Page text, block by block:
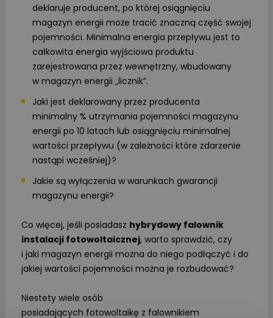
deklaruje producent, po której osiągnięciu
magazyn energii może tracić znaczną część swojej
pojemności. Minimalna energia przepływu jest to
całkowita energia wyjściowa produktu
zarejestrowana przez wewnętrzny, wbudowany
w magazyn energii „licznik”.
Jaki jest deklarowany przez producenta
minimalny % utrzymania pojemności magazynu
energii po 10 latach lub osiągnięciu minimalnej
wartości przepływu (w zależności które zdarzenie
nastąpi wcześniej)?
Jakie są wyłączenia w warunkach gwarancji
magazynu energii?
Co więcej, jeśli posiadasz hybrydowy falownik
instalacji fotowoltaicznej, warto sprawdzić, czy
i jaki magazyn energii można do niego podłączyć i do
jakiej wartości pojemności można je rozbudować?
Niestety wiele osób
posiadających fotowoltaikę z falownikiem